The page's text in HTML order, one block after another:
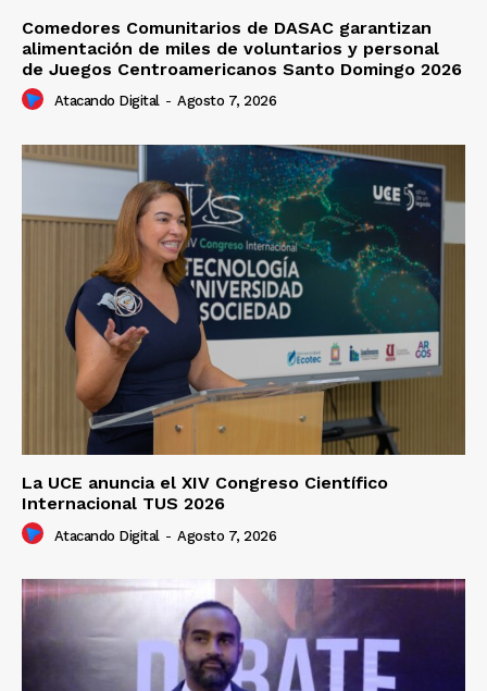
Comedores Comunitarios de DASAC garantizan
alimentación de miles de voluntarios y personal
de Juegos Centroamericanos Santo Domingo 2026
Atacando Digital - Agosto 7, 2026
La UCE anuncia el XIV Congreso Científico
Internacional TUS 2026
Atacando Digital - Agosto 7, 2026